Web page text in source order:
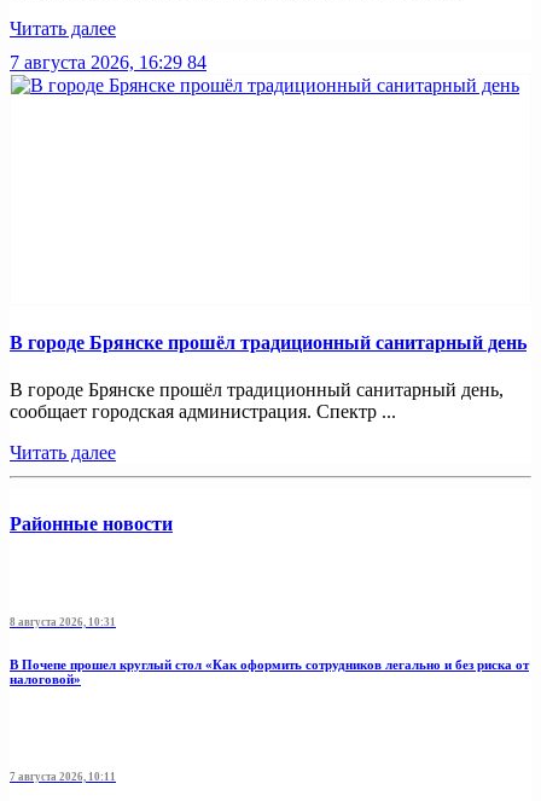
Читать далее
7 августа 2026, 16:29 84
В городе Брянске прошёл традиционный санитарный день
В городе Брянске прошёл традиционный санитарный день,
сообщает городская администрация. Спектр ...
Читать далее
Районные новости
8 августа 2026, 10:31
В Почепе прошел круглый стол «Как оформить сотрудников легально и без риска от
налоговой»
7 августа 2026, 10:11